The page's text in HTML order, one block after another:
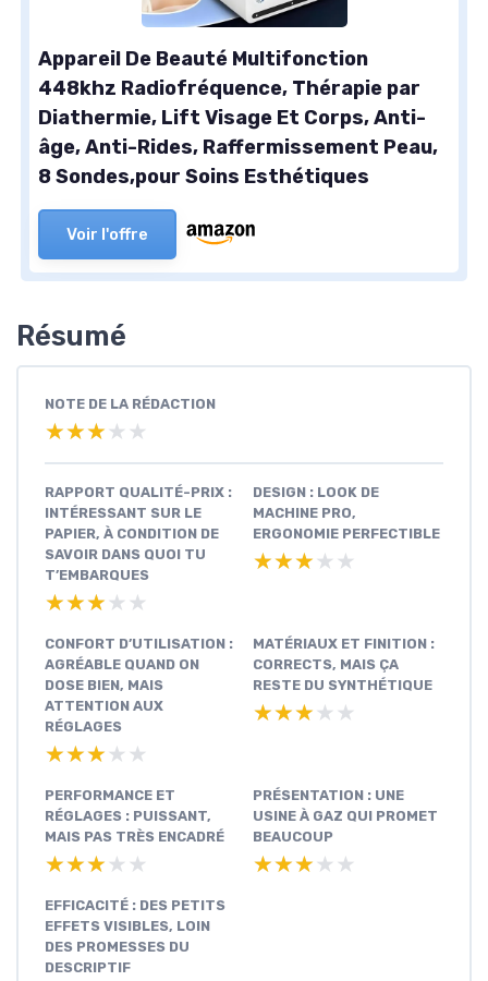
Appareil De Beauté Multifonction
448khz Radiofréquence, Thérapie par
Diathermie, Lift Visage Et Corps, Anti-
âge, Anti-Rides, Raffermissement Peau,
8 Sondes,pour Soins Esthétiques
Voir l'offre
Résumé
NOTE DE LA RÉDACTION
★★★★★
★★★★★
RAPPORT QUALITÉ-PRIX :
INTÉRESSANT SUR LE
PAPIER, À CONDITION DE
SAVOIR DANS QUOI TU
T’EMBARQUES
★★★★★
★★★★★
DESIGN : LOOK DE
MACHINE PRO,
ERGONOMIE PERFECTIBLE
★★★★★
★★★★★
CONFORT D’UTILISATION :
AGRÉABLE QUAND ON
DOSE BIEN, MAIS
ATTENTION AUX
RÉGLAGES
★★★★★
★★★★★
MATÉRIAUX ET FINITION :
CORRECTS, MAIS ÇA
RESTE DU SYNTHÉTIQUE
★★★★★
★★★★★
PERFORMANCE ET
RÉGLAGES : PUISSANT,
MAIS PAS TRÈS ENCADRÉ
★★★★★
★★★★★
PRÉSENTATION : UNE
USINE À GAZ QUI PROMET
BEAUCOUP
★★★★★
★★★★★
EFFICACITÉ : DES PETITS
EFFETS VISIBLES, LOIN
DES PROMESSES DU
DESCRIPTIF